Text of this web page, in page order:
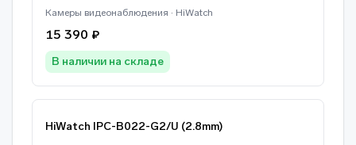
Камеры видеонаблюдения · HiWatch
15 390 ₽
В наличии на складе
HiWatch IPC-B022-G2/U (2.8mm)